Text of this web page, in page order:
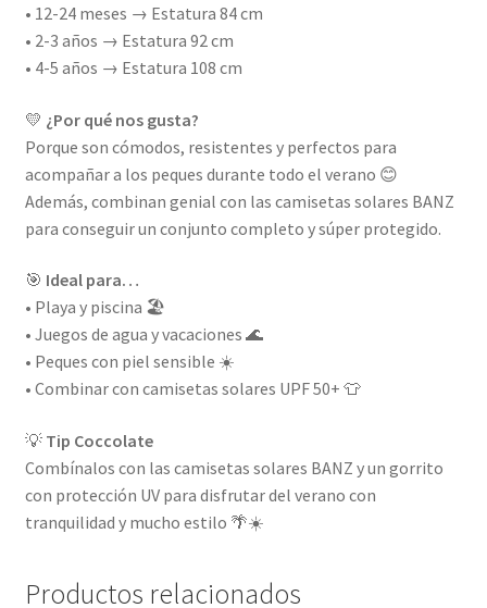
• 12-24 meses → Estatura 84 cm
• 2-3 años → Estatura 92 cm
• 4-5 años → Estatura 108 cm
💛 ¿Por qué nos gusta?
Porque son cómodos, resistentes y perfectos para
acompañar a los peques durante todo el verano 😊
Además, combinan genial con las camisetas solares BANZ
para conseguir un conjunto completo y súper protegido.
🎯 Ideal para…
• Playa y piscina 🏖️
• Juegos de agua y vacaciones 🌊
• Peques con piel sensible ☀️
• Combinar con camisetas solares UPF 50+ 👕
💡 Tip Coccolate
Combínalos con las camisetas solares BANZ y un gorrito
con protección UV para disfrutar del verano con
tranquilidad y mucho estilo 🌴☀️
Productos relacionados